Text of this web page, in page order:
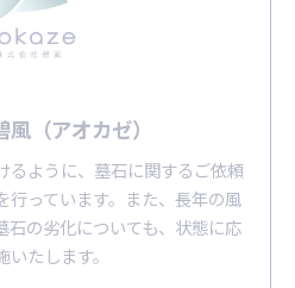
（アオカゼ）
るように、墓石に関するご依頼
行っています。また、長年の風
石の劣化についても、状態に応
たします。